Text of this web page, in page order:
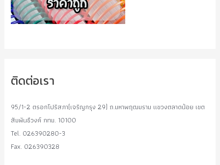
ติดต่อเรา
95/1-2 ตรอกโปริสภา(เจริญกรุง 29) ถ.มหาพฤฒมราม แขวงตลาดน้อย เขต
สัมพันธืวงค์ กทม. 10100
Tel. 026390280-3
Fax. 026390328